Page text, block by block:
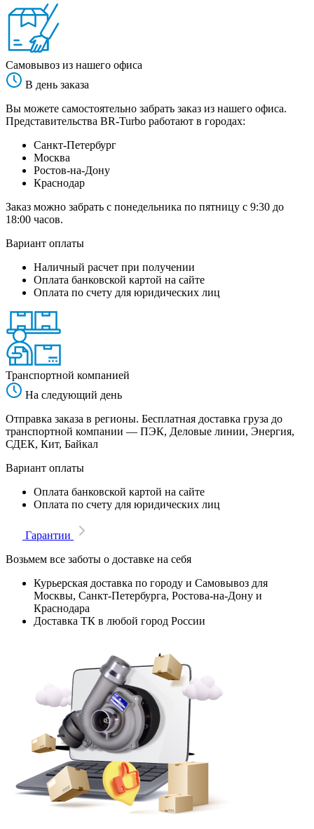
Самовывоз из нашего офиса
В день заказа
Вы можете самостоятельно забрать заказ из нашего офиса.
Представительства BR-Turbo работают в городах:
Санкт-Петербург
Москва
Ростов-на-Дону
Краснодар
Заказ можно забрать с понедельника по пятницу с 9:30 до
18:00 часов.
Вариант оплаты
Наличный расчет при получении
Оплата банковской картой на сайте
Оплата по счету для юридических лиц
Транспортной компанией
На следующий день
Отправка заказа в регионы. Бесплатная доставка груза до
транспортной компании — ПЭК, Деловые линии, Энергия,
СДЕК, Кит, Байкал
Вариант оплаты
Оплата банковской картой на сайте
Оплата по счету для юридических лиц
Гарантии
Возьмем все заботы о доставке на себя
Курьерская доставка по городу и Самовывоз для
Москвы, Санкт-Петербурга, Ростова-на-Дону и
Краснодара
Доставка ТК в любой город России